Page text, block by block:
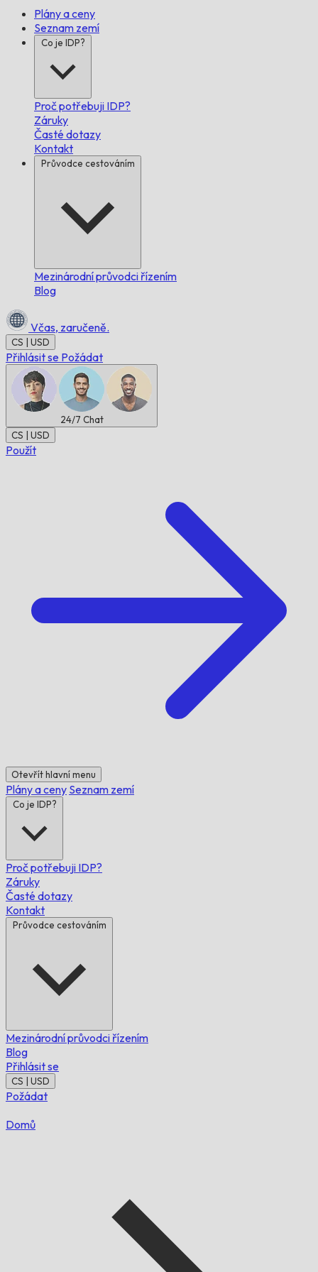
Plány a ceny
Seznam zemí
Co je IDP?
Proč potřebuji IDP?
Záruky
Časté dotazy
Kontakt
Průvodce cestováním
Mezinárodní průvodci řízením
Blog
Včas, zaručeně.
CS | USD
Přihlásit se Požádat
24/7 Chat
CS | USD
Použít
Otevřít hlavní menu
Plány a ceny Seznam zemí
Co je IDP?
Proč potřebuji IDP?
Záruky
Časté dotazy
Kontakt
Průvodce cestováním
Mezinárodní průvodci řízením
Blog
Přihlásit se
CS | USD
Požádat
Domů